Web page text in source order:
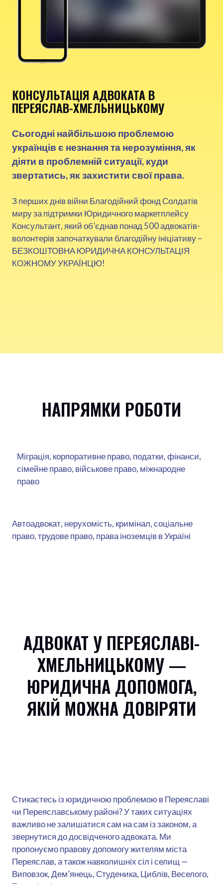
КОНСУЛЬТАЦІЯ АДВОКАТА В
ПЕРЕЯСЛАВ-ХМЕЛЬНИЦЬКОМУ
Сьогодні найбільшою проблемою
українців є незнання та нерозуміння, як
діяти в проблемній ситуації, куди
звертатись, як захистити свої права.
З перших днів війни Благодійний фонд Солдатів
миру за підтримки Юридичного маркетплейсу
Консультант, який об’єднав понад 500 адвокатів-
волонтерів започаткували благодійну ініціативу –
БЕЗКОШТОВНА ЮРИДИЧНА КОНСУЛЬТАЦІЯ
КОЖНОМУ УКРАЇНЦЮ!
НАПРЯМКИ РОБОТИ
Міграція, корпоративне право, податки, фінанси,
сімейне право, військове право, міжнародне
право
Автоадвокат, нерухомість, кримінал, соціальне
право, трудове право, права іноземців в Україні
АДВОКАТ У ПЕРЕЯСЛАВІ-
ХМЕЛЬНИЦЬКОМУ —
ЮРИДИЧНА ДОПОМОГА,
ЯКІЙ МОЖНА ДОВІРЯТИ
Стикаєтесь із юридичною проблемою в Переяславі
чи Переяславському районі? У таких ситуаціях
важливо не залишатися сам на сам із законом, а
звернутися до досвідченого адвоката. Ми
пропонуємо правову допомогу жителям міста
Переяслав, а також навколишніх сіл і селищ —
Виповзок, Дем’янець, Студеника, Циблів, Веселого,